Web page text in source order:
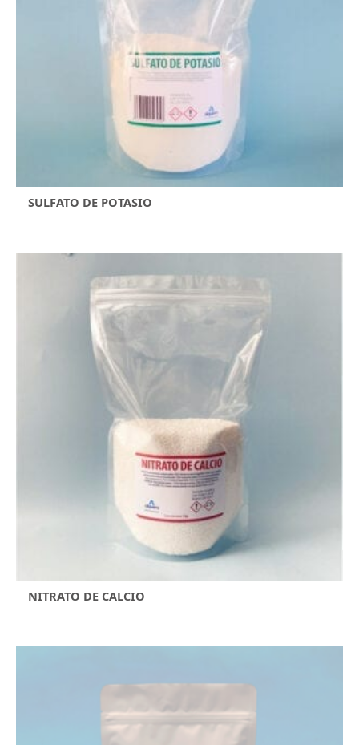
SULFATO DE POTASIO
NITRATO DE CALCIO